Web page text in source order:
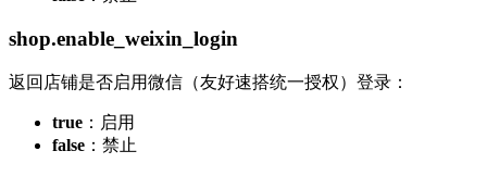
shop.enable_weixin_login
返回店铺是否启用微信（友好速搭统一授权）登录：
true ：启用
false ：禁止